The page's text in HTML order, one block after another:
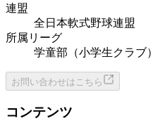
連盟
全日本軟式野球連盟
所属リーグ
学童部（小学生クラブ）
お問い合わせはこちら
コンテンツ